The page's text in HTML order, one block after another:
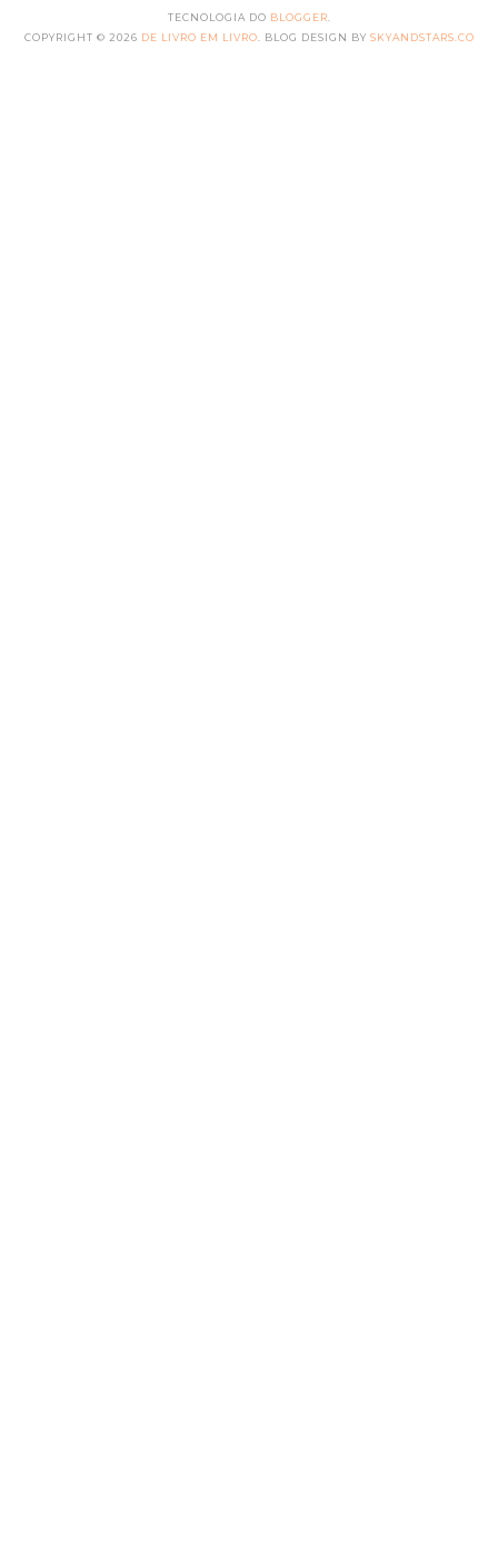
TECNOLOGIA DO BLOGGER
COPYRIGHT © 2026 DE LIVRO EM LIVRO . BLOG DESIGN BY SKYANDSTARS.CO